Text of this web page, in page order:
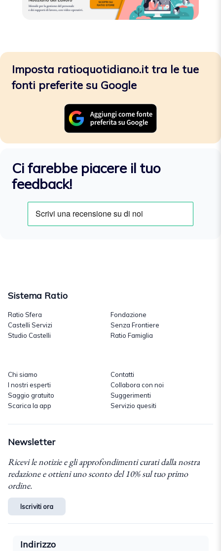
Imposta ratioquotidiano.it tra le tue
fonti preferite su Google
Ci farebbe piacere il tuo
feedback!
Sistema Ratio
Ratio Sfera
Castelli Servizi
Studio Castelli
Fondazione
Senza Frontiere
Ratio Famiglia
Chi siamo
I nostri esperti
Saggio gratuito
Scarica la app
Contatti
Collabora con noi
Suggerimenti
Servizio quesiti
Newsletter
Ricevi le notizie e gli approfondimenti curati dalla nostra
redazione e ottieni uno sconto del 10% sul tuo primo
ordine.
Iscriviti ora
Indirizzo